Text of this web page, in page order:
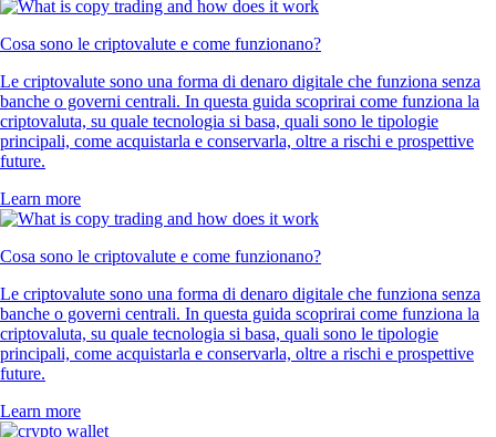
Cosa sono le criptovalute e come funzionano?
Le criptovalute sono una forma di denaro digitale che funziona senza
banche o governi centrali. In questa guida scoprirai come funziona la
criptovaluta, su quale tecnologia si basa, quali sono le tipologie
principali, come acquistarla e conservarla, oltre a rischi e prospettive
future.
Learn more
Cosa sono le criptovalute e come funzionano?
Le criptovalute sono una forma di denaro digitale che funziona senza
banche o governi centrali. In questa guida scoprirai come funziona la
criptovaluta, su quale tecnologia si basa, quali sono le tipologie
principali, come acquistarla e conservarla, oltre a rischi e prospettive
future.
Learn more